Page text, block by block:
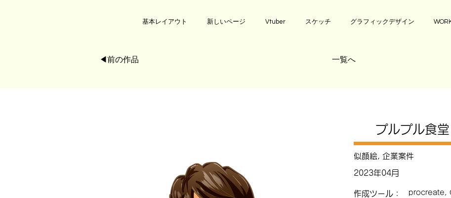
基本レイアウト 新しいページ Vtuber スケッチ グラフィックデザイン
◀︎前の作品 一覧へ
プルプル食
似顔絵, 企業案件
2023年04月
作成ツール： procreate,